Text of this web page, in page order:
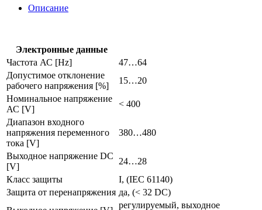
dn4032
Описание
Электронные данные
Частота АС [Hz]
47…64
Допустимое отклонение
рабочего напряжения [%]
15…20
Номинальное напряжение
АС [V]
< 400
Диапазон входного
напряжения переменного
тока [V]
380…480
Выходное напряжение DC
[V]
24…28
Класс защиты
I, (IEC 61140)
Защита от перенапряжения да, (< 32 DC)
регулируемый, выходное